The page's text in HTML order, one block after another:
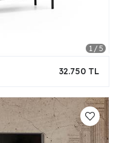
32.750 TL